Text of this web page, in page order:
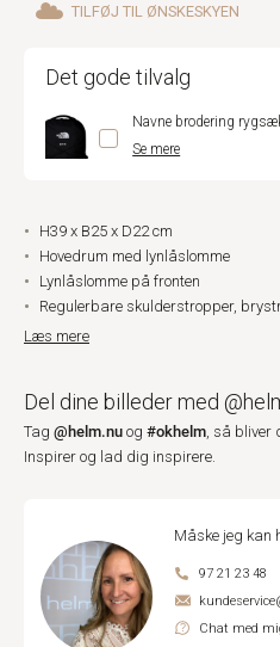
TILFØJ TIL ØNSKESKYEN
Det gode tilvalg
Navne brodering
Se mere
H39 x B25 x D22 cm
Hovedrum med lynlåslomme
Lynlåslomme på fronten
Regulerbare skulderstropper,
Læs mere
Del dine billeder med
Tag @helm.nu og #okhelm, så bliver
Inspirer og lad dig inspirere.
Måske jeg kan
97 21 23 48
Chat med